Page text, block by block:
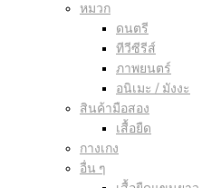
หมวก
ดนตรี
ทีวีซีรีส์
ภาพยนตร์
อนิเมะ / มังงะ
สินค้ามือสอง
เสื้อยืด
กางเกง
อื่น ๆ